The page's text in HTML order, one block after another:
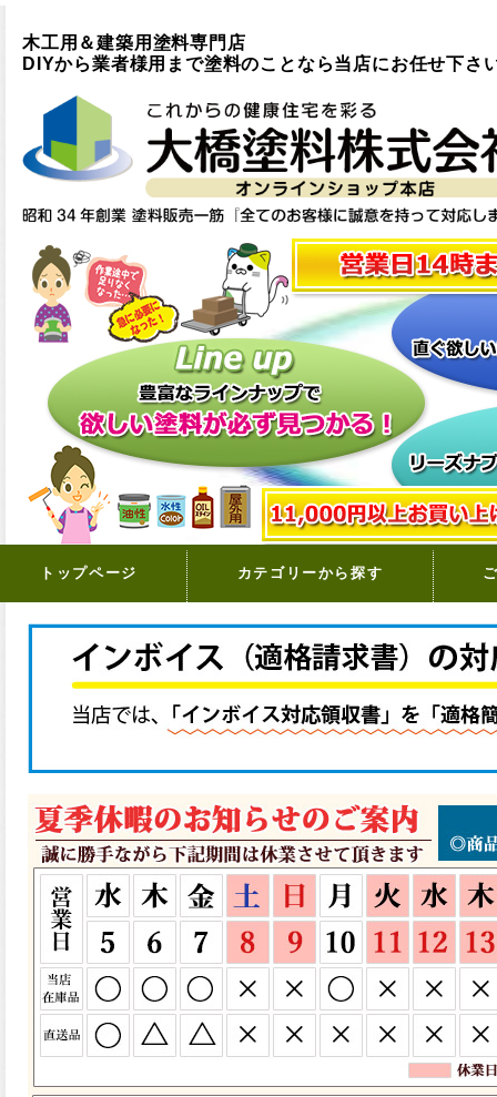
木工用＆建築用塗料専門店
DIYから業者様用まで塗料のことなら当店にお任せ下さ
トップページ カテゴリーから探す